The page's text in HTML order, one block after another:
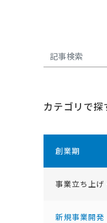
カテゴリで探
創業期
事業立ち上
新規事業開発